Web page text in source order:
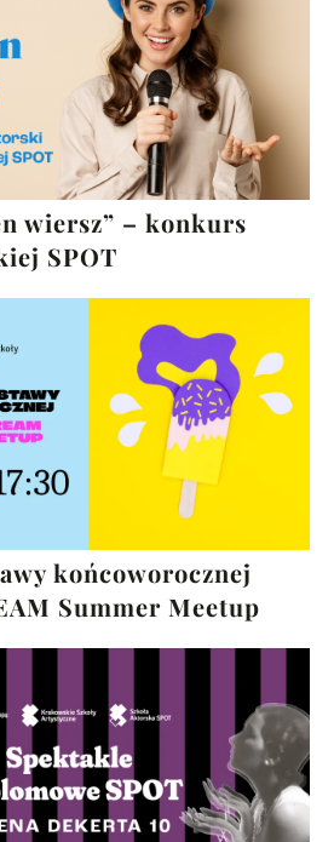
wiersz” – konkurs
SPOT
końcoworocznej
Summer Meetup